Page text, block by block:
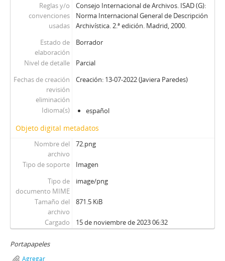
Reglas y/o
convenciones
usadas
Consejo Internacional de Archivos. ISAD (G):
Norma Internacional General de Descripción
Archivística. 2.ª edición. Madrid, 2000.
Estado de
elaboración
Borrador
Nivel de detalle
Parcial
Fechas de creación
revisión
eliminación
Creación: 13-07-2022 (Javiera Paredes)
Idioma(s) español
Objeto digital metadatos
Nombre del
archivo
72.png
Tipo de soporte
Imagen
Tipo de
documento MIME
image/png
Tamaño del
archivo
871.5 KiB
Cargado 15 de noviembre de 2023 06:32
Portapapeles
Agregar